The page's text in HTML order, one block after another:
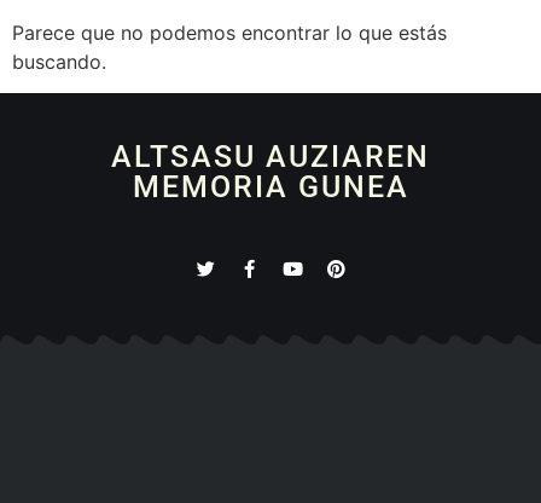
Parece que no podemos encontrar lo que estás
buscando.
ALTSASU AUZIAREN
MEMORIA GUNEA